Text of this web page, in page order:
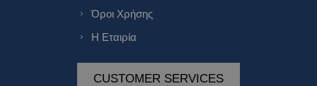
Όροι Χρήσης
Η Εταιρία
CUSTOMER SERVICES